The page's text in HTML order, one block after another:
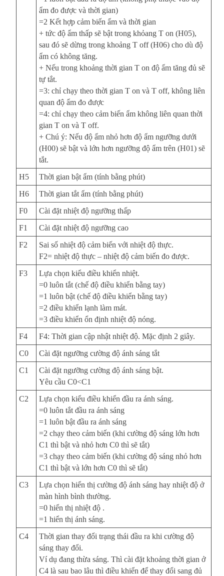
ẩm đo được và thời gian)
=2 Kết hợp cảm biến ẩm và thời gian
+ tức độ ẩm thấp sẽ bật trong khỏang T on (H05),
sau đó sẽ dừng trong khoảng T off (H06) cho dù độ
ẩm có không tăng.
+ Nếu trong khoảng thời gian T on độ ẩm tăng đủ sẽ
tự tắt.
=3: chỉ chạy theo thời gian T on và T off, không liên
quan độ ẩm đo được
=4: chỉ chạy theo cảm biến ẩm không liên quan thời
gian T on và T off.
+ Chú ý: Nếu độ ẩm nhỏ hơn độ ẩm ngưỡng dưới
(H00) sẽ bật và lớn hơn ngưỡng độ ẩm trên (H01) sẽ
tắt.
H5
Thời gian bật ẩm (tính bằng phút)
H6
Thời gian tắt ẩm (tính bằng phút)
F0
Cài đặt nhiệt độ ngưỡng thấp
F1
Cài đặt nhiệt độ ngưỡng cao
F2
Sai số nhiệt độ cảm biến với nhiệt độ thực.
F2= nhiệt độ thực – nhiệt độ cảm biến đo được.
F3
Lựa chọn kiểu điều khiển nhiệt.
=0 luôn tắt (chế độ điều khiển bằng tay)
=1 luôn bật (chế độ điều khiển bằng tay)
=2 điều khiển lạnh làm mát.
=3 điều khiển ổn định nhiệt độ nóng.
F4
F4: Thời gian cập nhật nhiệt độ. Mặc định 2 giây.
C0
Cài đặt ngưỡng cường độ ánh sáng tắt
C1
Cài đặt ngưỡng cường độ ánh sáng bật.
Yêu cầu C0<C1
C2
Lựa chọn kiểu điều khiển đầu ra ánh sáng.
=0 luôn tắt đầu ra ánh sáng
=1 luôn bật đầu ra ánh sáng
=2 chạy theo cảm biến (khi cường độ sáng lớn hơn
C1 thì bật và nhỏ hơn C0 thì sẽ tắt)
=3 chạy theo cảm biến (khi cường độ sáng nhỏ hơn
C1 thì bật và lớn hơn C0 thì sẽ tắt)
C3
Lựa chọn hiển thị cường độ ánh sáng hay nhiệt độ ở
màn hình bình thường.
=0 hiển thị nhiệt độ .
=1 hiển thị ánh sáng.
C4
Thời gian thay đổi trạng thái đầu ra khi cường độ
sáng thay đổi.
Ví dụ đang thừa sáng. Thì cài đặt khoảng thời gian ở
C4 là sau bao lâu thì điều khiển để thay đổi sang đủ